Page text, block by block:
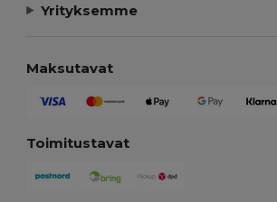
Yrityksemme
Maksutavat
Toimitustavat